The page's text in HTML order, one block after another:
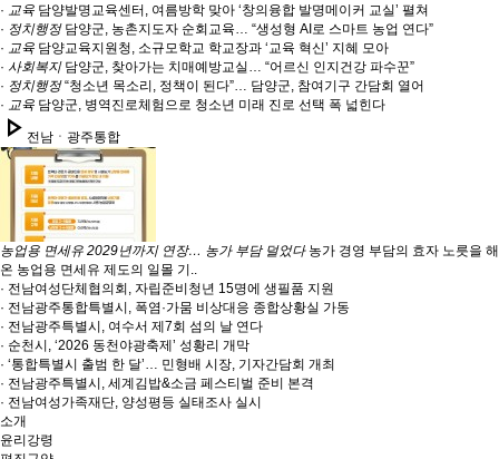
· 교육 담양발명교육센터, 여름방학 맞아 ‘창의융합 발명메이커 교실’ 펼쳐
· 정치행정담양군, 농촌지도자 순회교육… “생성형 AI로 스마트 농업 연다”
· 교육 담양교육지원청, 소규모학교 학교장과 ‘교육 혁신’ 지혜 모아
· 사회복지담양군, 찾아가는 치매예방교실… “어르신 인지건강 파수꾼”
· 정치행정“청소년 목소리, 정책이 된다”… 담양군, 참여기구 간담회 열어
· 교육 담양군, 병역진로체험으로 청소년 미래 진로 선택 폭 넓힌다
play_arrow 전남ㆍ광주통합
농업용 면세유 2029년까지 연장… 농가 부담 덜었다 농가 경영 부담의 효자 노릇을 해
온 농업용 면세유 제도의 일몰 기..
· 전남여성단체협의회, 자립준비청년 15명에 생필품 지원
· 전남광주통합특별시, 폭염·가뭄 비상대응 종합상황실 가동
· 전남광주특별시, 여수서 제7회 섬의 날 연다
· 순천시, ‘2026 동천야광축제’ 성황리 개막
· ‘통합특별시 출범 한 달’… 민형배 시장, 기자간담회 개최
· 전남광주특별시, 세계김밥&소금 페스티벌 준비 본격
· 전남여성가족재단, 양성평등 실태조사 실시
소개
윤리강령